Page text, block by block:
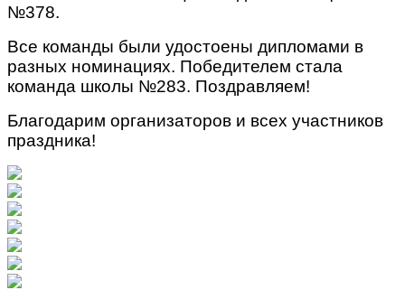
№378.
Все команды были удостоены дипломами в
разных номинациях. Победителем стала
команда школы №283. Поздравляем!
Благодарим организаторов и всех участников
праздника!